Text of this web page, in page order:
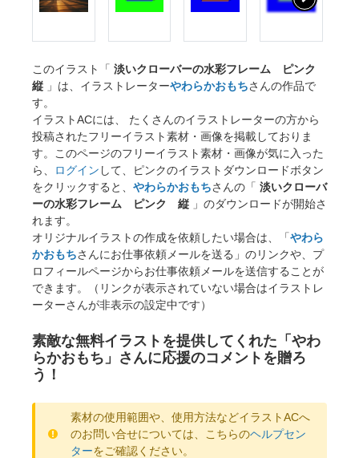
このイラスト「 淡いクローバーの水彩フレーム ピンク
縦 」は、イラストレーターやわらかおもちさんの作品で
す。
イラストACには、 たくさんのイラストレーターの方から
投稿されたフリーイラスト素材・画像を掲載しておりま
す。このページのフリーイラスト素材・画像が気に入った
ら、
ログイン して、ピンクのイラストダウンロードボタン
をクリックすると、 やわらかおもちさんの「 淡いクローバ
ーの水彩フレーム ピンク 縦 」のダウンロードが開始さ
れます。
オリジナルイラストの作成を依頼したい場合は、「やわら
かおもちさんにお仕事依頼メールを送る」のリンクや、プ
ロフィールページからお仕事依頼メールを送信することが
できます。（リンクが表示されていない場合はイラストレ
ーターさんが非表示の設定中です）
素敵な無料イラストを提供してくれた「やわ
らかおもち」さんに応援のコメントを贈ろ
う！
素材の使用範囲や、使用方法などイラストACへ
のお問い合せについては、こちらのヘルプセン
ターをご確認ください。